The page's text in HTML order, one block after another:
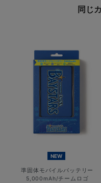
同じ
NEW
準固体モバイルバッテリー
5,000mAh/チームロゴ